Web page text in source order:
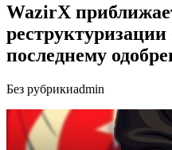
WazirX
реструктуризации
последнему
Без рубрикиadmin